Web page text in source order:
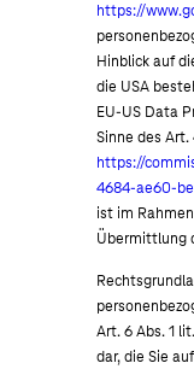
https://
Hinblick auf
die USA
EU-US Data
Sinne des Art.
https://
4684-ae60-
ist im
Übermittlung
Art. 6 Abs. 1
dar, die Sie